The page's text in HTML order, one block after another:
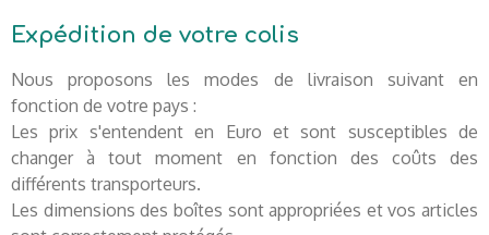
Expédition de votre colis
Nous proposons les modes de livraison suivant en
fonction de votre pays :
Les prix s'entendent en Euro et sont susceptibles de
changer à tout moment en fonction des coûts des
différents transporteurs.
Les dimensions des boîtes sont appropriées et vos articles